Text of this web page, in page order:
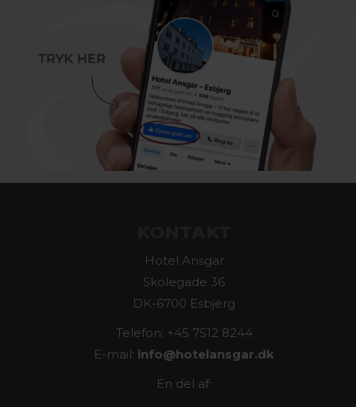
Hotel Ansgar
Skolegade 36
DK-6700 Esbjerg
Telefon: +45 7512 8244
E-mail: info@hotelansgar.dk
En del af: